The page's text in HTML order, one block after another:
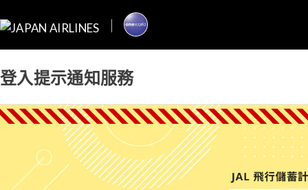
登入提示通知服務